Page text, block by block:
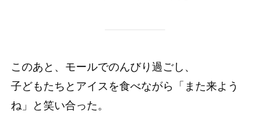
このあと、モールでのんびり過ごし、
子どもたちとアイスを食べながら「また来よう
ね」と笑い合った。